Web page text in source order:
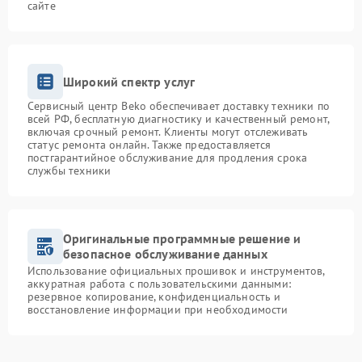
сайте
Широкий спектр услуг
Сервисный центр Beko обеспечивает доставку техники по
всей РФ, бесплатную диагностику и качественный ремонт,
включая срочный ремонт. Клиенты могут отслеживать
статус ремонта онлайн. Также предоставляется
постгарантийное обслуживание для продления срока
службы техники
Оригинальные программные решение и
безопасное обслуживание данных
Использование официальных прошивок и инструментов,
аккуратная работа с пользовательскими данными:
резервное копирование, конфиденциальность и
восстановление информации при необходимости